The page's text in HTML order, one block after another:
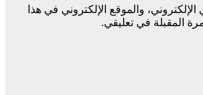
والموقع الإلكتروني في هذا
المقبلة في تعليقي.